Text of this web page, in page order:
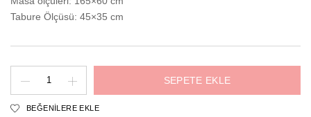
Tabure Ölçüsü: 45×35 cm
Samadhi
Meditasyon
SEPETE EKLE
BEĞENILERE EKLE